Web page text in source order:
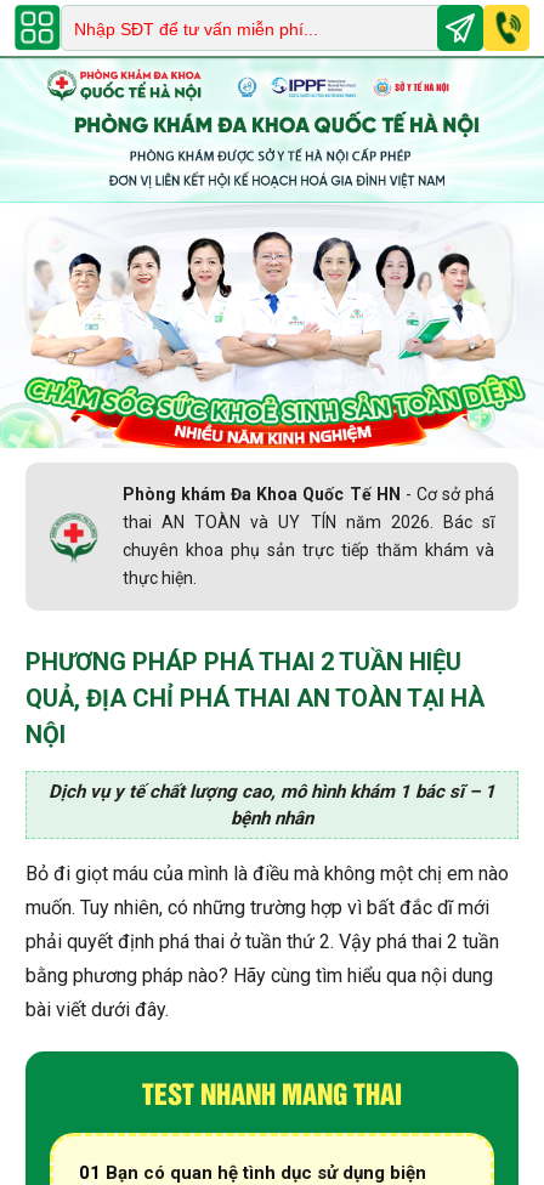
0243.678.8888-082 999 2020
Phòng khám Đa Khoa Quốc Tế HN - Cơ sở phá
thai AN TOÀN và UY TÍN năm 2026. Bác sĩ
chuyên khoa phụ sản trực tiếp thăm khám và
thực hiện.
PHƯƠNG PHÁP PHÁ THAI 2 TUẦN HIỆU
QUẢ, ĐỊA CHỈ PHÁ THAI AN TOÀN TẠI HÀ
NỘI
Dịch vụ y tế chất lượng cao, mô hình khám 1 bác sĩ – 1
bệnh nhân
Bỏ đi giọt máu của mình là điều mà không một chị em nào
muốn. Tuy nhiên, có những trường hợp vì bất đắc dĩ mới
phải quyết định phá thai ở tuần thứ 2. Vậy phá thai 2 tuần
bằng phương pháp nào? Hãy cùng tìm hiểu qua nội dung
bài viết dưới đây.
TEST NHANH MANG THAI
01 Bạn có quan hệ tình dục sử dụng biện